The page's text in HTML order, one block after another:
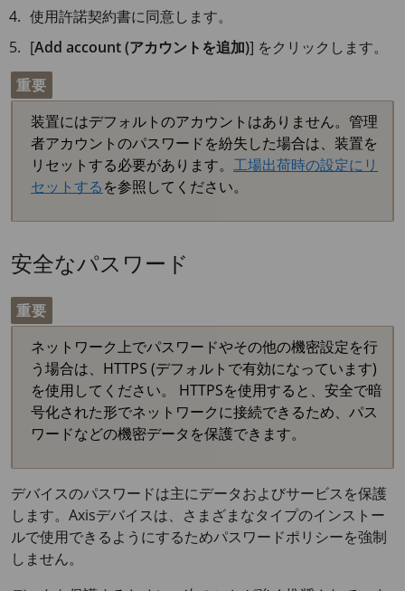
使用許諾契約書に同意します。
[Add account (アカウントを追加)] をクリックします。
重要
装置にはデフォルトのアカウントはありません。管理
者アカウントのパスワードを紛失した場合は、装置を
リセットする必要があります。 工場出荷時の設定にリ
セットするを参照してください。
安全なパスワード
重要
ネットワーク上でパスワードやその他の機密設定を行
う場合は、HTTPS (デフォルトで有効になっています)
を使用してください。 HTTPSを使用すると、安全で暗
号化された形でネットワークに接続できるため、パス
ワードなどの機密データを保護できます。
デバイスのパスワードは主にデータおよびサービスを保護
します。Axisデバイスは、さまざまなタイプのインストー
ルで使用できるようにするためパスワードポリシーを強制
しません。